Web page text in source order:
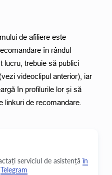
de afiliere este
în rândul
lucru, trebuie să publici
videoclipul anterior), iar
în profilurile lor și să
linkuri de recomandare.
serviciul de asistență în
Telegram